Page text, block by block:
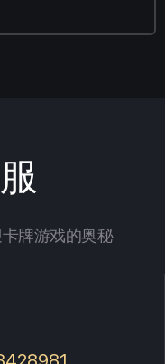
牌游戏的奥秘